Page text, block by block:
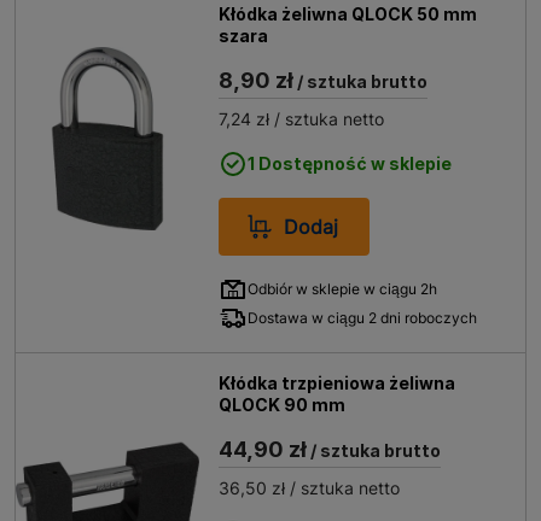
Kłódka żeliwna QLOCK 50 mm
szara
8,90 zł / sztuka brutto
7,24 zł / sztuka netto
1 Dostępność w sklepie
Dodaj
Odbiór w sklepie w ciągu 2h
Dostawa w ciągu 2 dni roboczych
Kłódka trzpieniowa żeliwna
QLOCK 90 mm
44,90 zł / sztuka brutto
36,50 zł / sztuka netto